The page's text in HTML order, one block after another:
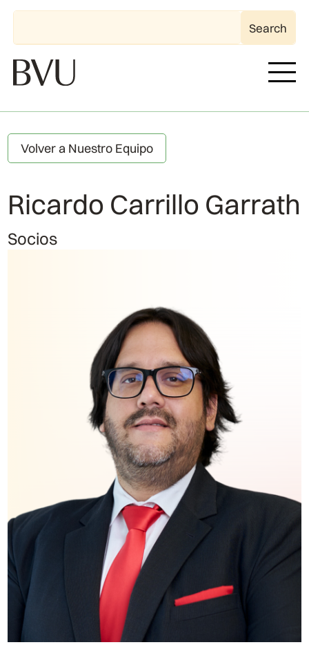
Volver a Nuestro Equipo
Ricardo Carrillo Garrath
Socios